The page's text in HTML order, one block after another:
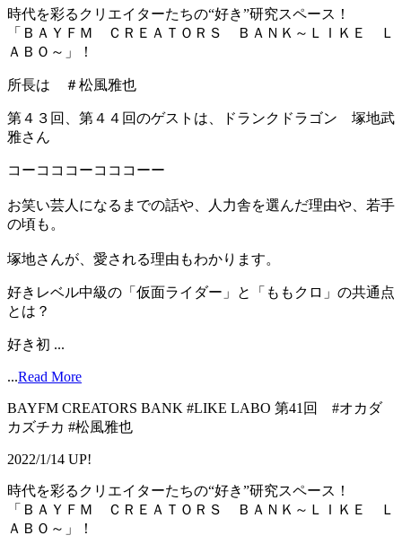
時代を彩るクリエイターたちの“好き”研究スペース！
「ＢＡＹＦＭ ＣＲＥＡＴＯＲＳ ＢＡＮＫ～ＬＩＫＥ Ｌ
ＡＢＯ～」！
所長は ＃松風雅也
第４３回、第４４回のゲストは、ドランクドラゴン 塚地武
雅さん
コーコココーコココーー
お笑い芸人になるまでの話や、人力舎を選んだ理由や、若手
の頃も。
塚地さんが、愛される理由もわかります。
好きレベル中級の「仮面ライダー」と「ももクロ」の共通点
とは？
好き初 ...
...Read More
BAYFM CREATORS BANK #LIKE LABO 第41回 #オカダ
カズチカ #松風雅也
2022/1/14 UP!
時代を彩るクリエイターたちの“好き”研究スペース！
「ＢＡＹＦＭ ＣＲＥＡＴＯＲＳ ＢＡＮＫ～ＬＩＫＥ Ｌ
ＡＢＯ～」！